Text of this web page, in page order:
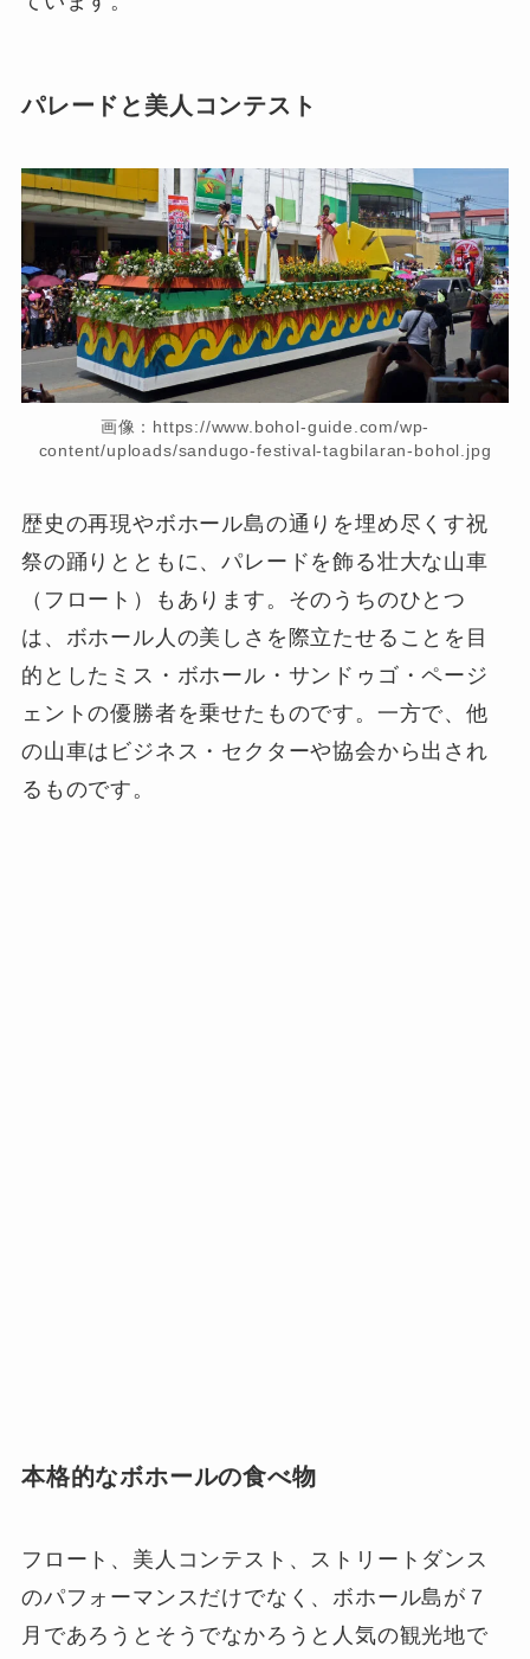
パレードと美人コンテスト
画像：https://www.bohol-guide.com/wp-
content/uploads/sandugo-festival-tagbilaran-bohol.jpg
歴史の再現やボホール島の通りを埋め尽くす祝
祭の踊りとともに、パレードを飾る壮大な山車
（フロート）もあります。そのうちのひとつ
は、ボホール人の美しさを際立たせることを目
的としたミス・ボホール・サンドゥゴ・ページ
ェントの優勝者を乗せたものです。一方で、他
の山車はビジネス・セクターや協会から出され
るものです。
本格的なボホールの食べ物
フロート、美人コンテスト、ストリートダンス
のパフォーマンスだけでなく、ボホール島が７
月であろうとそうでなかろうと人気の観光地で